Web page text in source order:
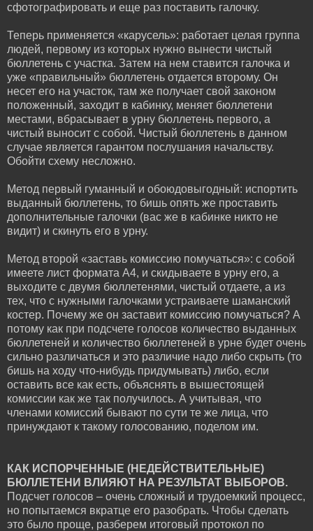
сфотографировать и еще раз поставить галочку.
Теперь применяется «карусель»: работает целая группа
людей, первому из которых нужно вынести чистый
бюллетень с участка. Затем на нем ставится галочка и
уже «правильный» бюллетень отдается второму. Он
несет его на участок, там же получает свой законом
положенный, заходит в кабинку, меняет бюллетени
местами, вбрасывает в урну бюллетень первого, а
чистый выносит с собой. Чистый бюллетень в данном
случае является гарантом послушания начальству.
Обойти схему несложно.
Метод первый гуманный и обоюдовыгодный: испортить
выданный бюллетень, то бишь опять же проставить
дополнительные галочки (вас же в кабинке никто не
видит) и скинуть его в урну.
Метод второй «заставь комиссию помучаться»: с собой
имеете лист формата А4, и скидываете в урну его, а
выходите с двумя бюллетенями, чистый отдаете, а из
тех, что с нужными галочками устраиваете шаманский
костер. Почему же он заставит комиссию помучаться? А
потому как при подсчете голосов количество выданных
бюллетеней и количество бюллетеней в урне будет очень
сильно различаться и это различие надо либо скрыть (то
бишь на ходу что-нибудь придумывать) либо, если
оставить все как есть, объяснять в вышестоящей
комиссии как же так получилось. А учитывая, что
членами комиссий бывают по сути те же лица, что
принуждают к такому голосованию, поделом им.
КАК ИСПОРЧЕННЫЕ (НЕДЕЙСТВИТЕЛЬНЫЕ)
БЮЛЛЕТЕНИ ВЛИЯЮТ НА РЕЗУЛЬТАТ ВЫБОРОВ.
Подсчет голосов – очень сложный и трудоемкий процесс,
но попытаемся вкратце его разобрать. Чтобы сделать
это было проще, разберем итоговый протокол по